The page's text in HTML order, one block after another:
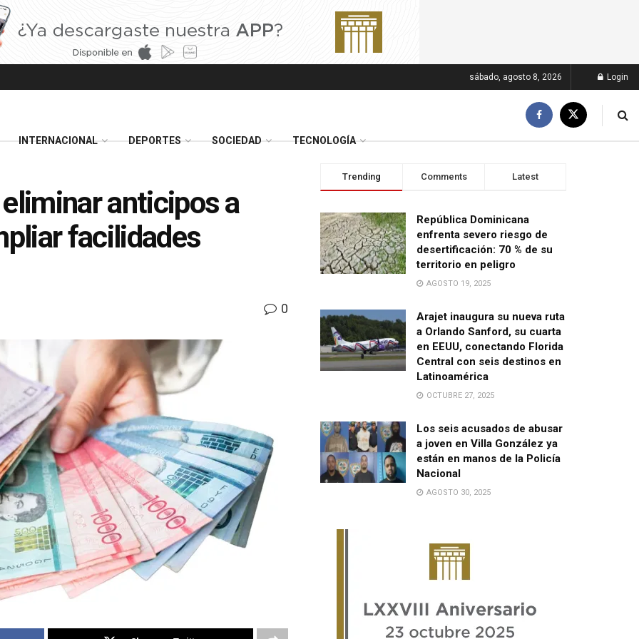
sábado, agosto 8, 2026 Login
INTERNACIONAL DEPORTES SOCIEDAD TECNOLOGÍA
anticipos a
facilidades
0
Trending Comments Latest
República Dominicana
enfrenta severo riesgo de
desertificación: 70 % de su
territorio en peligro
AGOSTO 19, 2025
Arajet inaugura su nueva ruta
a Orlando Sanford, su cuarta
en EEUU, conectando Florida
Central con seis destinos en
Latinoamérica
OCTUBRE 27, 2025
Los seis acusados de abusar
a joven en Villa González ya
están en manos de la Policía
Nacional
AGOSTO 30, 2025